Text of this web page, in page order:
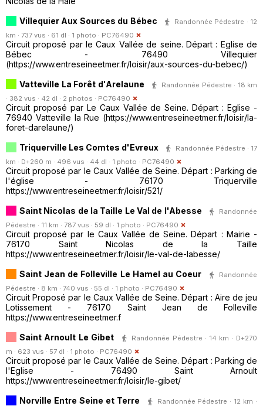
Villequier Aux Sources du Bébec
Randonnée Pédestre · 12
km · 737 vus · 61 dl · 1 photo · PC76490
Circuit proposé par le Caux Vallée de seine. Départ : Eglise de
Bébec - 76490 Villequier
(https://www.entreseineetmer.fr/loisir/aux-sources-du-bebec/)
Vatteville La Forêt d'Arelaune
Randonnée Pédestre · 18 km
· 382 vus · 42 dl · 2 photos · PC76490
Circuit proposé par Le Caux Vallée de Seine. Départ : Eglise -
76940 Vatteville la Rue (https://www.entreseineetmer.fr/loisir/la-
foret-darelaune/)
Triquerville Les Comtes d'Evreux
Randonnée Pédestre · 17
km · D+260 m · 496 vus · 44 dl · 1 photo · PC76490
Circuit proposé par le Caux Vallée de Seine. Départ : Parking de
l'église - 76170 Triquerville
https://www.entreseineetmer.fr/loisir/521/
Saint Nicolas de la Taille Le Val de l'Abesse
Randonnée
Pédestre · 11 km · 787 vus · 59 dl · 1 photo · PC76490
Circuit proposé par le Caux Vallée de Seine. Départ : Mairie -
76170 Saint Nicolas de la Taille
https://www.entreseineetmer.fr/loisir/le-val-de-labesse/
Saint Jean de Folleville Le Hamel au Coeur
Randonnée
Pédestre · 8 km · 740 vus · 55 dl · 1 photo · PC76490
Circuit Proposé par le Caux Vallée de Seine. Départ : Aire de jeu
Lotissement - 76170 Saint Jean de Folleville
https://www.entreseineetmer.f
Saint Arnoult Le Gibet
Randonnée Pédestre · 14 km · D+270
m · 623 vus · 57 dl · 1 photo · PC76490
Circuit proposé par le Caux Vallée de Seine. Départ : Parking de
l'Eglise - 76490 Saint Arnoult
https://www.entreseineetmer.fr/loisir/le-gibet/
Norville Entre Seine et Terre
Randonnée Pédestre · 12 km ·